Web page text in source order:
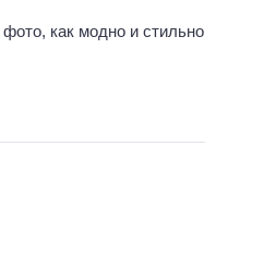
как модно и стильно